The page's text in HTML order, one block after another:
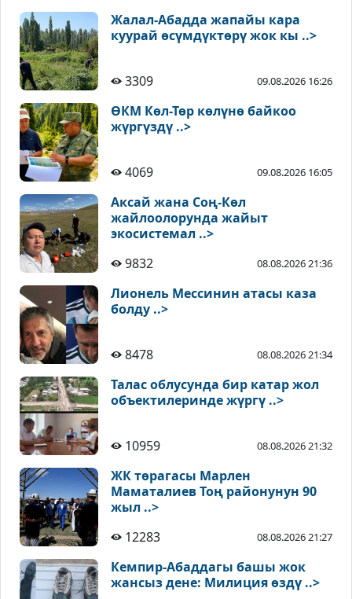
Жалал-Абадда жапайы кара
куурай өсүмдүктөрү жок кы ..>
3309 09.08.2026 16:26
ӨКМ Көл-Төр көлүнө байкоо
жүргүздү ..>
4069 09.08.2026 16:05
Аксай жана Соң-Көл
жайлоолорунда жайыт
экосистемал ..>
9832
08.08.2026 21:36
Лионель Мессинин атасы каза
болду ..>
8478 08.08.2026 21:34
Талас облусунда бир катар жол
объектилеринде жүргү ..>
10959 08.08.2026 21:32
ЖК төрагасы Марлен
Маматалиев Тоң районунун 90
жыл ..>
12283
08.08.2026 21:27
Кемпир-Абаддагы башы жок
жансыз дене: Милиция өздү ..>